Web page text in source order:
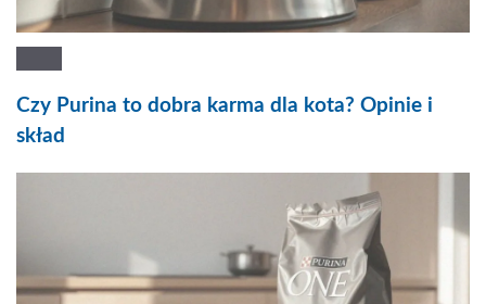
Czy Purina to dobra karma dla kota? Opinie i
skład